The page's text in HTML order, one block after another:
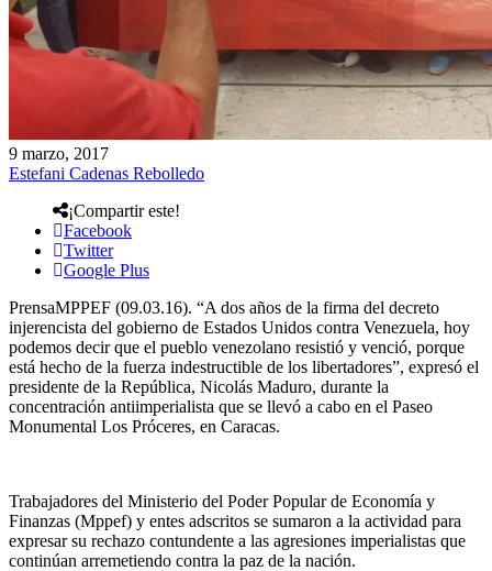
9 marzo, 2017
Estefani Cadenas Rebolledo
¡Compartir este!
Facebook
Twitter
Google Plus
PrensaMPPEF (09.03.16). “A dos años de la firma del decreto
injerencista del gobierno de Estados Unidos contra Venezuela, hoy
podemos decir que el pueblo venezolano resistió y venció, porque
está hecho de la fuerza indestructible de los libertadores”, expresó el
presidente de la República, Nicolás Maduro, durante la
concentración antiimperialista que se llevó a cabo en el Paseo
Monumental Los Próceres, en Caracas.
Trabajadores del Ministerio del Poder Popular de Economía y
Finanzas (Mppef) y entes adscritos se sumaron a la actividad para
expresar su rechazo contundente a las agresiones imperialistas que
continúan arremetiendo contra la paz de la nación.